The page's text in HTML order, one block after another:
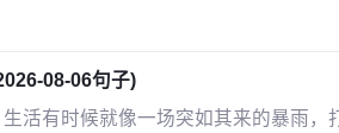
08-06句子)
生活有时候就像一场突如其来的暴雨